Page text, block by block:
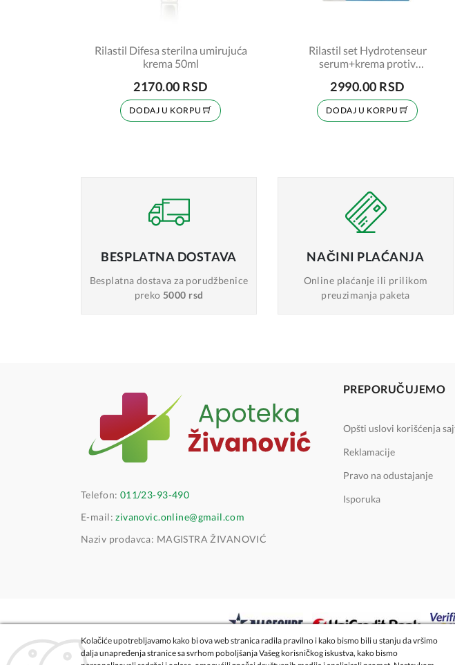
Rilastil Difesa sterilna umirujuća
krema 50ml
2170.00 RSD
DODAJ U KORPU
Rilastil set Hydrotenseur
serum+krema protiv
2990.00 RSD
DODAJ U KORPU
BESPLATNA DOSTAVA
Besplatna dostavaza porudžbenice
preko 5000 rsd
NAČINI PLAĆANJA
Online plaćanje ili prilikom
preuzimanja paketa
Telefon: 011/23-93-490
E-mail:zivanovic.online@gmail.com
Naziv prodavca: MAGISTRA ŽIVANOVIĆ
PREPORUČUJEMO
Opšti uslovi korišćenja
Reklamacije
Pravo na odustajanje
Isporuka
Kolačiće upotrebljavamo kako bi ova web stranica radila pravilno i kako bismo bili u stanju da vršimo
dalja unapređenja stranice sa svrhom poboljšanja Vašeg korisničkog iskustva, kako bismo